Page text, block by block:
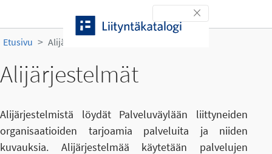
Toggle navigation
Etusivu Alijärjestelmät
Alijärjestelmät
Alijärjestelmistä löydät Palveluväylään liittyneiden
organisaatioiden tarjoamia palveluita ja niiden
kuvauksia. Alijärjestelmää käytetään palvelujen